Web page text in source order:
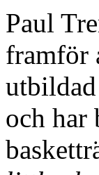
Paul
framför
och har